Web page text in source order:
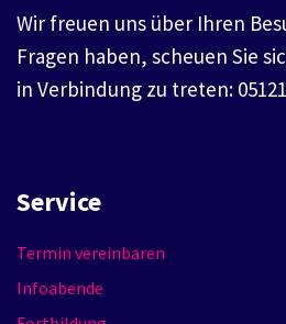
Wir freuen uns über Ihren
Fragen haben, scheuen Sie
in Verbindung zu treten:
Service
Termin vereinbaren
Infoabende